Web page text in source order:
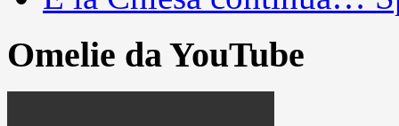
Omelie da YouTube